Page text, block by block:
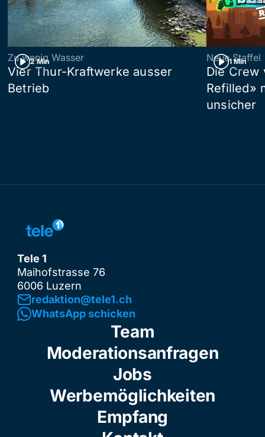
2 Min
Zu wenig Wasser
Vier Thur-Kraftwerke ausser
Betrieb
1 Min
Neue Staffel
Die Crew
Refilled»
unsicher
Tele 1
Maihofstrasse 76
6006 Luzern
redaktion@tele1.ch
WhatsApp schicken
Team
Moderationsanfragen
Jobs
Werbemöglichkeiten
Empfang